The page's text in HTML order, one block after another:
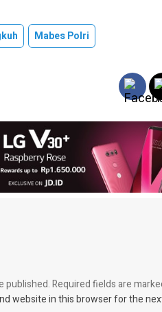
Mabes Polri
published.Required fields are
website in this browser for the